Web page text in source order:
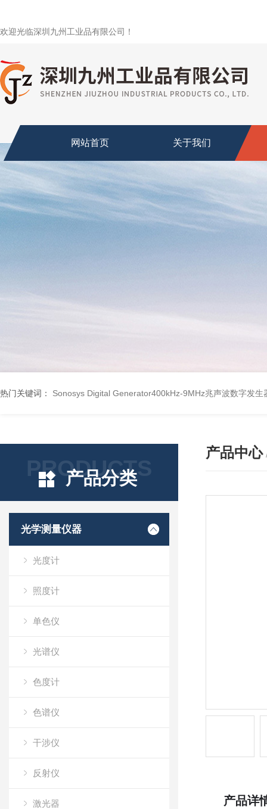
欢迎光临深圳九州工业品有限公司！
网站首页 关于我们
热门关键词： Sonosys Digital Generator400kHz-9MHz兆声波数字发生
PRODUCTS
产品分类
光学测量仪器
光度计
照度计
单色仪
光谱仪
色度计
色谱仪
干涉仪
反射仪
激光器
产品中心
产品详